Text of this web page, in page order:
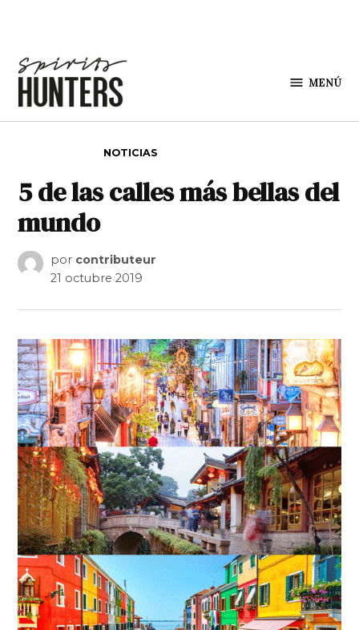
MENÚ
NOTICIAS
5 de las calles más bellas del
mundo
por contributeur
21 octubre 2019